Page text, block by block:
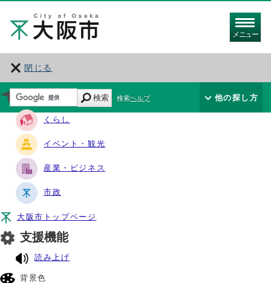
メニュー
閉じる
サイト・ナビ
くらし
イベント・観光
産業・ビジネス
市政
大阪市トップページ
支援機能
読み上げ
背景色
検索 検索ヘルプ 他の探し方